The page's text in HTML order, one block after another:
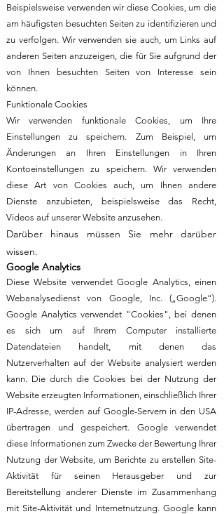
Beispielsweise verwenden wir diese Cookies, um die
am häufigsten besuchten Seiten zu identifizieren und
zu verfolgen. Wir verwenden sie auch, um Links auf
anderen Seiten anzuzeigen, die für Sie aufgrund der
von Ihnen besuchten Seiten von Interesse sein
können.
Funktionale Cookies
Wir verwenden funktionale Cookies, um Ihre
Einstellungen zu speichern. Zum Beispiel, um
Änderungen an Ihren Einstellungen in Ihren
Kontoeinstellungen zu speichern. Wir verwenden
diese Art von Cookies auch, um Ihnen andere
Dienste anzubieten, beispielsweise das Recht,
Videos auf unserer Website anzusehen.
Darüber hinaus müssen Sie mehr darüber
wissen.
Google Analytics
Diese Website verwendet Google Analytics, einen
Webanalysedienst von Google, Inc. („Google“).
Google Analytics verwendet "Cookies", bei denen
es sich um auf Ihrem Computer installierte
Datendateien handelt, mit denen das
Nutzerverhalten auf der Website analysiert werden
kann. Die durch die Cookies bei der Nutzung der
Website erzeugten Informationen, einschließlich Ihrer
IP-Adresse, werden auf Google-Servern in den USA
übertragen und gespeichert. Google verwendet
diese Informationen zum Zwecke der Bewertung Ihrer
Nutzung der Website, um Berichte zu erstellen Site-
Aktivität für seinen Herausgeber und zur
Bereitstellung anderer Dienste im Zusammenhang
mit Site-Aktivität und Internetnutzung. Google kann